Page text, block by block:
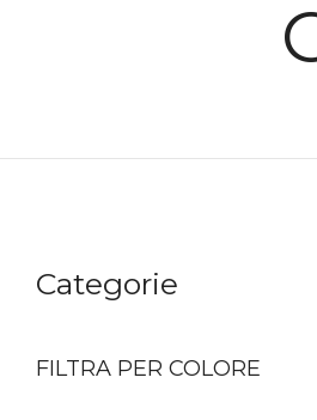
Categorie
FILTRA PER COLORE